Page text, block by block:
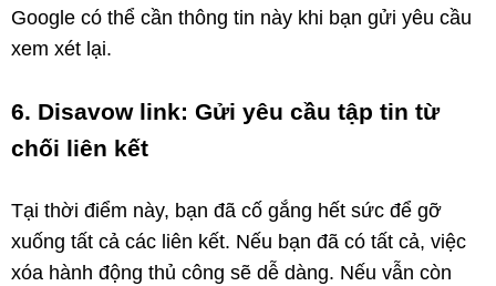
Google có thể cần thông tin này khi bạn gửi yêu cầu
xem xét lại.
6. Disavow link: Gửi yêu cầu tập tin từ
chối liên kết
Tại thời điểm này, bạn đã cố gắng hết sức để gỡ
xuống tất cả các liên kết. Nếu bạn đã có tất cả, việc
xóa hành động thủ công sẽ dễ dàng. Nếu vẫn còn